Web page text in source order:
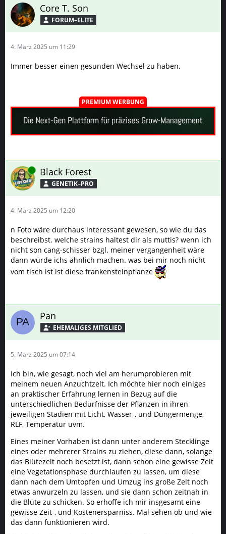
Core T. Son
FORUM–ELITE
4. März 2025 um 11:29
Immer besser einen gesunden Wechsel zu haben.
PREMIUM WERBUNG
Online Black Forest
GENETIK–PRO
4. März 2025 um 12:20
n Foto wäre durchaus interessant gewesen, so wie du das
beschreibst. welche strains haltest dir als muttis? wenn ich
nicht son cang-schisser bzgl. meiner vergangenheit wäre
dann würde ichs ähnlich machen. was bei mir noch nicht
vom tisch ist ist diese frankensteinpflanze
Pan
5. März 2025 um 07:14
Ich bin, wie gesagt, noch viel am herumprobieren mit
meinem neuen Anzuchtzelt. Ich möchte hier noch einiges
an praktischer Erfahrung lernen in Bezug auf die
unterschiedlichen Bedürfnisse der Pflanzen in ihren
jeweiligen Stadien mit Licht, Wasser-, und Düngermenge,
RLF, Temperatur uvm.
Eines meiner Vorhaben ist dann unter anderem Stecklinge
eines oder mehrerer Strains zu ziehen, diese dann, solange
das Blütezelt noch besetzt ist, dann schon eine gewisse Zeit
eine Vegetationsphase durchlaufen zu lassen, um diese
dann nach dem Umtopfen und Umzug ins große Zelt noch
etwas anwurzeln zu lassen, und sie dann schon zeitnah in
die Blüte zu schicken. So erhoffe ich mir insgesamt eine
gewisse Zeit-, und Kostenersparniss. Mal sehen ob und wie
das dann funktionieren wird.